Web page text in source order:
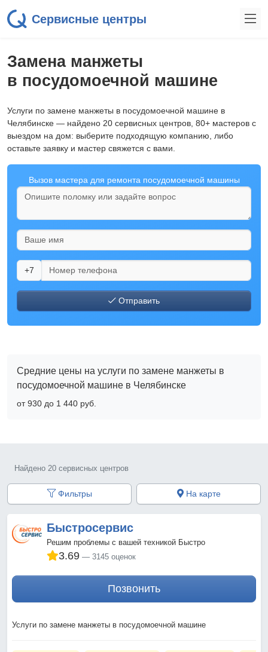
Сервисные центры
Замена манжеты
в посудомоечной машине
Услуги по замене манжеты в посудомоечной машине в
Челябинске — найдено 20 сервисных центров, 80+ мастеров с
выездом на дом: выберите подходящую компанию, либо
оставьте заявку и мастер свяжется с вами.
Вызов мастера для ремонта посудомоечной машины
+7
Отправить
Средние цены на услуги по замене манжеты в
посудомоечной машине в Челябинске
от 930 до 1 440 pyб.
Найдено 20 сервисных центров
Фильтры На карте
Быстросервис
Решим проблемы с вашей техникой Быстро
3.69 3145 оценок
Позвонить
Услуги по замене манжеты в посудомоечной машине